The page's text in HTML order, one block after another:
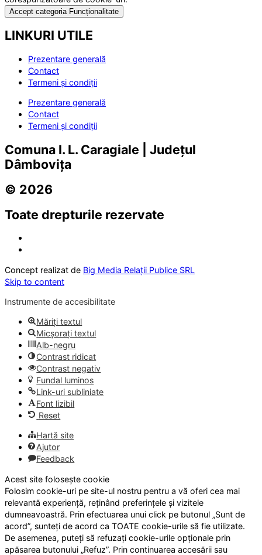
Accept categoria Funcționalitate
LINKURI UTILE
Prezentare generală
Contact
Termeni și condiții
Prezentare generală
Contact
Termeni și condiții
Comuna I. L. Caragiale | Județul
Dâmbovița
© 2026
Toate drepturile rezervate
Concept realizat de Big Media Relații Publice SRL
Skip to content
Instrumente de accesibilitate
Măriți textul
Micșorați textul
Alb-negru
Contrast ridicat
Contrast negativ
Fundal luminos
Link-uri subliniate
Font lizibil
Reset
Hartă site
Ajutor
Feedback
Acest site folosește cookie
Folosim cookie-uri pe site-ul nostru pentru a vă oferi cea mai
relevantă experiență, reținând preferințele și vizitele
dumneavoastră. Prin efectuarea unui click pe butonul „Sunt de
acord”, sunteți de acord ca TOATE cookie-urile să fie utilizate.
De asemenea, puteți să refuzați cookie-urile opționale prin
apăsarea butonului „Refuz”. Prin continuarea accesării sau